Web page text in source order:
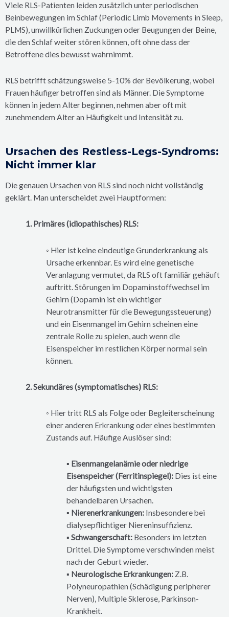
Viele RLS-Patienten leiden zusätzlich unter periodischen
Beinbewegungen im Schlaf (Periodic Limb Movements in Sleep,
PLMS), unwillkürlichen Zuckungen oder Beugungen der Beine,
die den Schlaf weiter stören können, oft ohne dass der
Betroffene dies bewusst wahrnimmt.
RLS betrifft schätzungsweise 5-10% der Bevölkerung, wobei
Frauen häufiger betroffen sind als Männer. Die Symptome
können in jedem Alter beginnen, nehmen aber oft mit
zunehmendem Alter an Häufigkeit und Intensität zu.
Ursachen des Restless-Legs-Syndroms:
Nicht immer klar
Die genauen Ursachen von RLS sind noch nicht vollständig
geklärt. Man unterscheidet zwei Hauptformen:
1. Primäres (idiopathisches) RLS:
◦ Hier ist keine eindeutige Grunderkrankung als
Ursache erkennbar. Es wird eine genetische
Veranlagung vermutet, da RLS oft familiär gehäuft
auftritt. Störungen im Dopaminstoffwechsel im
Gehirn (Dopamin ist ein wichtiger
Neurotransmitter für die Bewegungssteuerung)
und ein Eisenmangel im Gehirn scheinen eine
zentrale Rolle zu spielen, auch wenn die
Eisenspeicher im restlichen Körper normal sein
können.
2. Sekundäres (symptomatisches) RLS:
◦ Hier tritt RLS als Folge oder Begleiterscheinung
einer anderen Erkrankung oder eines bestimmten
Zustands auf. Häufige Auslöser sind:
▪ Eisenmangelanämie oder niedrige
Eisenspeicher (Ferritinspiegel): Dies ist eine
der häufigsten und wichtigsten
behandelbaren Ursachen.
▪ Nierenerkrankungen: Insbesondere bei
dialysepflichtiger Niereninsuffizienz.
▪ Schwangerschaft: Besonders im letzten
Drittel. Die Symptome verschwinden meist
nach der Geburt wieder.
▪ Neurologische Erkrankungen: Z.B.
Polyneuropathien (Schädigung peripherer
Nerven), Multiple Sklerose, Parkinson-
Krankheit.